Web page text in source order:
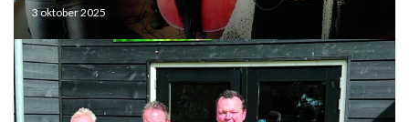
3 oktober 2025